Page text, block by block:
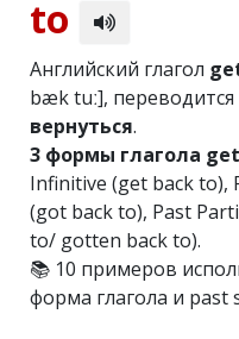
to
Английский глагол
bæk tuː], переводится
вернуться.
3 формы глагола
Infinitive (get back to),
(got back to), Past
to/ gotten back to).
📚 10 примеров
форма глагола и past